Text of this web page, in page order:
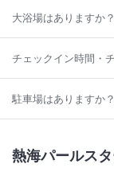
大浴場はありますか？
チェックイン時間・
駐車場はありますか
熱海パールス